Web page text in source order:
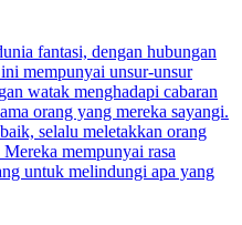
fantasi, dengan hubungan
mempunyai unsur-unsur
watak menghadapi cabaran
orang yang mereka sayangi.
selalu meletakkan orang
mempunyai rasa
untuk melindungi apa yang